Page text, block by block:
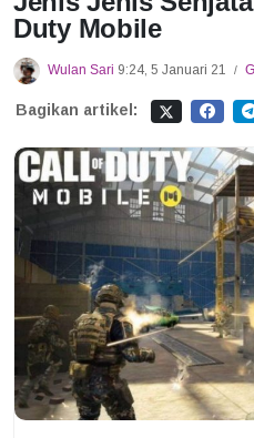
Duty Mobile
Wulan Sari 9:24, 5 Januari 21 /
Bagikan artikel: